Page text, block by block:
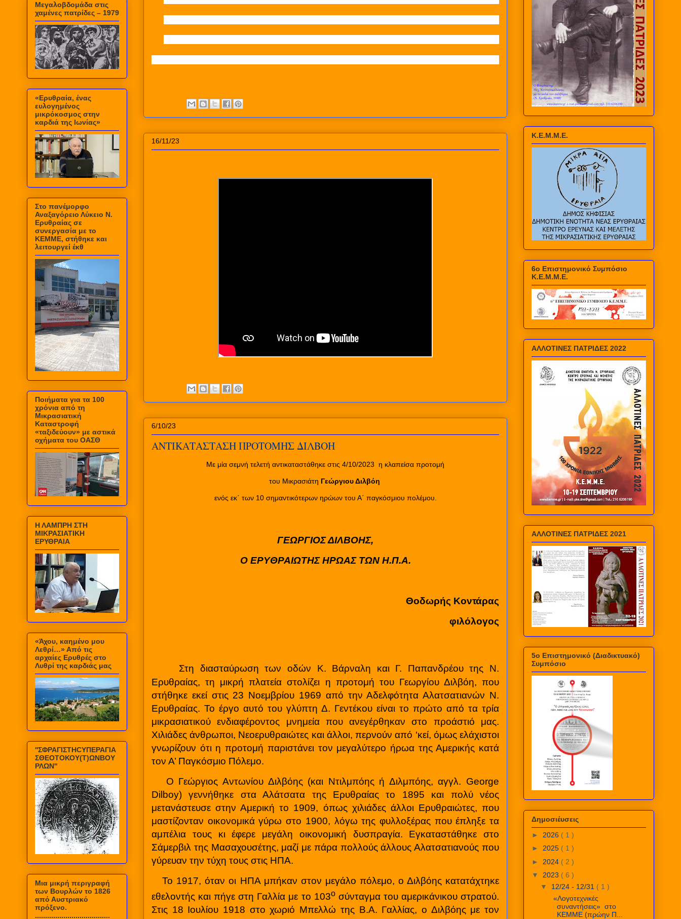
16/11/23
6/10/23
ΑΝΤΙΚΑΤΑΣΤΑΣΗ ΠΡΟΤΟΜΗΣ ΔΙΛΒΟΗ
Με μία σεμνή τελετή αντικαταστάθηκε στις 4/10/2023 η κλαπείσα προτομή
του Μικρασιάτη Γεώργιου Διλβόη
ενός εκ΄ των 10 σημαντικότερων ηρώων του Α΄ παγκόσμιου πολέμου.
ΓΕΩΡΓΙΟΣ ΔΙΛΒΟΗΣ,
Ο ΕΡΥΘΡΑΙΩΤΗΣ ΗΡΩΑΣ ΤΩΝ Η.Π.Α.
Θοδωρής Κοντάρας
φιλόλογος
Στη διασταύρωση των οδών Κ. Βάρναλη και Γ. Παπανδρέου της Ν.
Ερυθραίας, τη μικρή πλατεία στολίζει η προτομή του Γεωργίου Διλβόη, που
στήθηκε εκεί στις 23 Νοεμβρίου 1969 από την Αδελφότητα Αλατσατιανών Ν.
Ερυθραίας. Το έργο αυτό του γλύπτη Δ. Γεντέκου είναι το πρώτο από τα τρία
μικρασιατικού ενδιαφέροντος μνημεία που ανεγέρθηκαν στο προάστιό μας.
Χιλιάδες άνθρωποι, Νεοερυθραιώτες και άλλοι, περνούν από ‘κεί, όμως ελάχιστοι
γνωρίζουν ότι η προτομή παριστάνει τον μεγαλύτερο ήρωα της Αμερικής κατά
τον Α’ Παγκόσμιο Πόλεμο.
Ο Γεώργιος Αντωνίου Διλβόης (και Ντιλμπόης ή Διλμπόης, αγγλ. George
Dilboy) γεννήθηκε στα Αλάτσατα της Ερυθραίας το 1895 και πολύ νέος
μετανάστευσε στην Αμερική το 1909, όπως χιλιάδες άλλοι Ερυθραιώτες, που
μαστίζονταν οικονομικά γύρω στο 1900, λόγω της φυλλοξέρας που έπληξε τα
αμπέλια τους κι έφερε μεγάλη οικονομική δυσπραγία. Εγκαταστάθηκε στο
Σάμερβιλ της Μασαχουσέτης, μαζί με πάρα πολλούς άλλους Αλατσατιανούς που
γύρευαν την τύχη τους στις ΗΠΑ.
Το 1917, όταν οι ΗΠΑ μπήκαν στον μεγάλο πόλεμο, ο Διλβόης κατατάχτηκε
εθελοντής και πήγε στη Γαλλία με το 103οσύνταγμα του αμερικάνικου στρατού.
Στις 18 Ιουλίου 1918 στο χωριό Μπελλώ της Β.Α. Γαλλίας, ο Διλβόης με τον
Μεγαλοβδομάδα στις
χαμένες πατρίδες – 1979
«Ερυθραία, ένας
ευλογημένος
μικρόκοσμος στην
καρδιά της Ιωνίας»
Στο πανέμορφο
Αναξαγόρειο Λύκειο Ν.
Ερυθραίας σε
συνεργασία με το
ΚΕΜΜΕ, στήθηκε και
λειτουργεί έκθ
Ποιήματα για τα 100
χρόνια από τη
Μικρασιατική
Καταστροφή
«ταξιδεύουν» με αστικά
οχήματα του ΟΑΣΘ
Η ΛΑΜΠΡΗ ΣΤΗ
ΜΙΚΡΑΣΙΑΤΙΚΗ
ΕΡΥΘΡΑΙΑ
«Άχου, καημένο μου
Λεθρί…» Από τις
αρχαίες Ερυθρές στο
Λυθρί της καρδιάς μας
''ΣΦΡΑΓΙΣΤΗCΥΠΕΡΑΓΙΑ
ΣΘΕΟΤΟΚΟΥ(Τ)ΩΝΒΟΥ
ΡΛΩΝ''
Mια μικρή περιγραφή
των Βουρλών το 1826
από Αυστριακό
πρόξενο.
.....................................
Κ.Ε.Μ.Μ.Ε.
6ο Επιστημονικό Συμπόσιο
Κ.Ε.Μ.Μ.Ε.
ΑΛΛΟΤΙΝΕΣ ΠΑΤΡΙΔΕΣ 2022
ΑΛΛΟΤΙΝΕΣ ΠΑΤΡΙΔΕΣ 2021
5ο Επιστημονικό (Διαδικτυακό)
Συμπόσιο
Δημοσιέυσεις
► 2026 ( 1 )
► 2025 ( 1 )
► 2024 ( 2 )
▼ 2023 ( 6 )
▼ 12/24 - 12/31 ( 1 )
«Λογοτεχνικές
συναντήσεις» στο
ΚΕΜΜΕ (πρώην Π...